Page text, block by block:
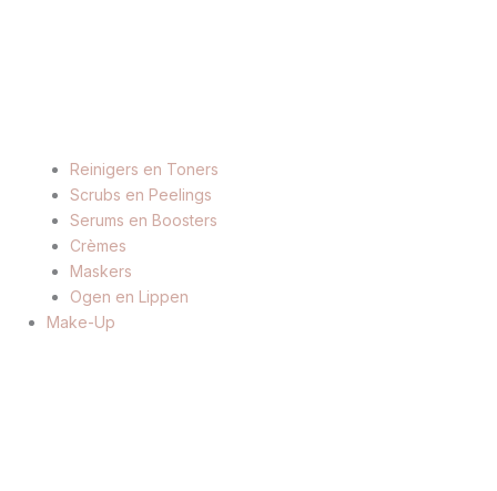
Reinigers en Toners
Scrubs en Peelings
Serums en Boosters
Crèmes
Maskers
Ogen en Lippen
Make-Up